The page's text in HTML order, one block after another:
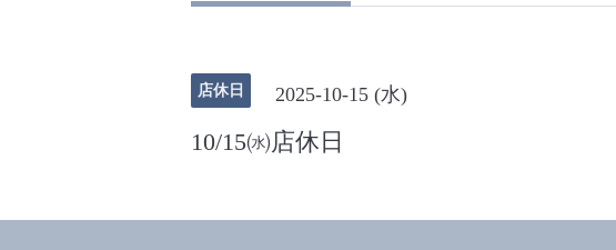
店休日 2025-10-15 (水)
10/15㈬店休日